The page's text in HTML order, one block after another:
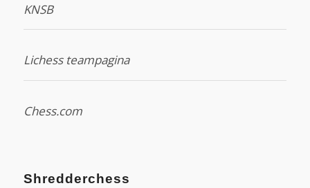
KNSB
Lichess teampagina
Chess.com
Shredderchess